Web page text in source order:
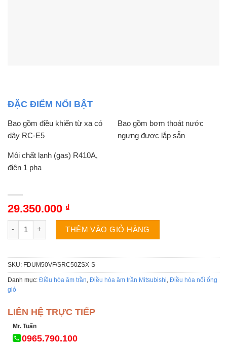
ĐẶC ĐIỂM NỔI BẬT
Bao gồm điều khiển từ xa có
dây RC-E5
Bao gồm bơm thoát nước
ngưng được lắp sẵn
Môi chất lạnh (gas) R410A,
điện 1 pha
29.350.000 ₫
Mitsubishi Heavy 2 chiều 18000BTU nối ống gió Inverter
THÊM VÀO GIỎ HÀNG
SKU: FDUM50VF/SRC50ZSX-S
Danh mục: Điều hòa âm trần Điều hòa âm trần Mitsubishi Điều hòa nối ống
gió
LIÊN HỆ TRỰC TIẾP
Mr. Tuấn
0965.790.100